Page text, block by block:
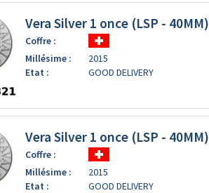
Vera Silver 1 once (LSP - 40MM)
Coffre :
Millésime :
2015
Etat :
GOOD DELIVERY
Vera Silver 1 once (LSP - 40MM)
Coffre :
Millésime :
2015
Etat :
GOOD DELIVERY